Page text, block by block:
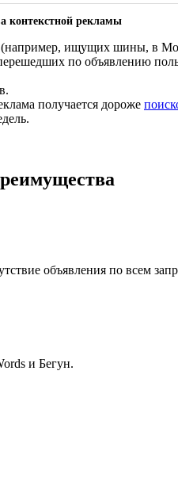
контекстной рекламы
(например, ищущих шины, в
по объявлению
получается дороже
объявления по всем
и Бегун.